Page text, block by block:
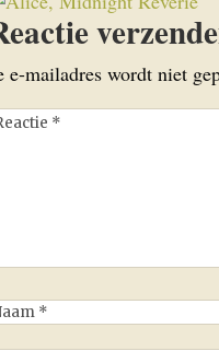
e-mailadres wordt niet